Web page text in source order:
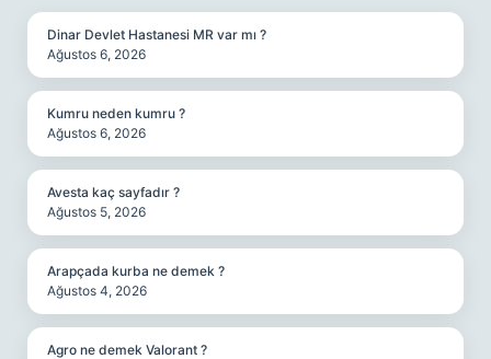
Dinar Devlet Hastanesi MR var mı ?
Ağustos 6, 2026
Kumru neden kumru ?
Ağustos 6, 2026
Avesta kaç sayfadır ?
Ağustos 5, 2026
Arapçada kurba ne demek ?
Ağustos 4, 2026
Agro ne demek Valorant ?